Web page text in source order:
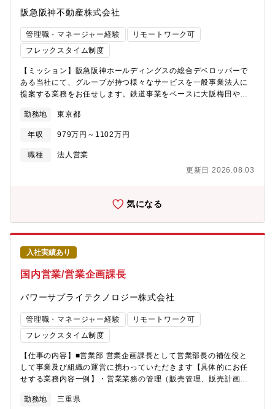
す。グループ会社であるニチイ学館、ニッセイ情報テクノロジー
（NIT）、メディカルデータビジョン（MDV）と連携を深めて医
療DXなどの課題を抱える自治体・医療機関に対し、、上記3社の
サービスやケイパビリティを組み合わせて解決策を設計・提案・
推進していくことがミッションです。必要に応じてコンサル会社
や他社とも協業しながら進めていきます。将来的には、ヘルスデ
ータを取得・分析し、製薬会社へのデータ提供や保険事業への活
用など、データビジネスの拡大も想定しています。現時点では、
カスしてどのような解決策を提案し得るか、大きな方向性を議論
している段階で、今後は一部の自治体で先行的に解決策の検証を
超える組織であり、所属は10名未満の小規模なチームとなりま
す。各グループ会社と連携しながら、様々なプロジェクトを牽引
社会課題の解決に向けて取り組めます。・「医療」は、日本生命
が新たに重点領域として取り組む領域です。これから創り上げて
いく領域ですので、日本生命の中で第一人者として活躍して頂け
る場が多くあります。"・組織としてまだ立ち上がったばかりのた
め、これからチームを一緒に作り上げていけるフェーズです。課
題も手探りの状況だからこそ、決まりきった型にはまらず、さま
ざまなことにチャレンジしながら仕組みや体制をゼロベースで創
っていくことができます。■働き方についてリモートワークの実施
を含め、柔軟な働き方が可能な部署です。出張は必須ではありま
など、必要に応じて現地に足を運んでいただくことがあります。
ただし、日常的・高頻度で発生するものではありません。
阪急阪神不動産株式会社
管理職・マネージャー経験
リモートワーク可
フレックスタイム制度
【ミッション】阪急阪神ホールディングスの総合デベロッパーで
ある当社にて、グループが持つ様々なサービスを一般事業法人に
提案する業務をお任せします。鉄道事業をベースに大阪梅田や沿
ブ等のエンタテインメントの提供といった幅広いサービスを手掛
けています。【業務内容】グループが持つ様々なサービスを一般
事業法人に提案する業務に携わっていただきます。・グループが
持つサービスを活用してもらうための営業活動・グループ各社と
が、販売や用地取得のような営業は行いません。【業務内容補
つサービスをご紹介しながら、お客様に合わせて様々な提案がで
きるため、幅広い分野で活躍できるフィールドがあります。・グ
ループ各社との連携をさらに強くするために、グループ各社と密
にコミュニケーションを取ることも重要な要素となりますので、
同行訪問でグループ各社との繋がりを一緒につくっていきましょ
う。【配属組織】グループの首都圏における営業基盤を拡大する
ため、今年4月にグループ各社を横断する法人営業部門を新設しま
した。【働き方】・年間休日124日※ライフワークバランスを保ち
ながら就業することが可能です。同業他社と比較しても非常に高
いレベルの就業環境が整っており、実際に他社から入社をした社
員も多く在席します。・在宅勤務制度：有・フレックスタイム
制：有(コアタイムなし) ※ご自身の裁量にて業務時間をコントロ
ールできます。・平均有給休暇取得日数：12.0日(全社)・年に一
度従業員満足度調査等があります。そのなかで、自身の異動希望
を記載することも可能です。【同社の戦略・ビジョン】・阪急阪
神ホールディングスグループは、100年以上の長きにわたる歴史の
づくり、まちづくりに貢献してきました。・同社が手がける大
勤務地 東京都
年収 979万円～1102万円
職種
法人営業
更新日 2026.08.03
気になる
入社実績あり
国内営業/営業企画課長
パワーサプライテクノロジー株式会社
管理職・マネージャー経験
リモートワーク可
フレックスタイム制度
【仕事の内容】■営業部 営業企画課長として営業部長の補佐役と
して事業及び組織の運営に携わっていただきます【具体的にお任
せする業務内容一例】・営業業務の管理（販売管理、販売計画、
内の複写機メーカに高圧電源を納めており、国内トップシェア
勤務地 三重県